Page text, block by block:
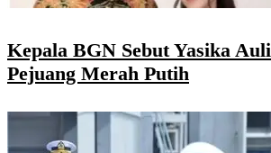
Kepala BGN Sebut Yasika
Pejuang Merah Putih